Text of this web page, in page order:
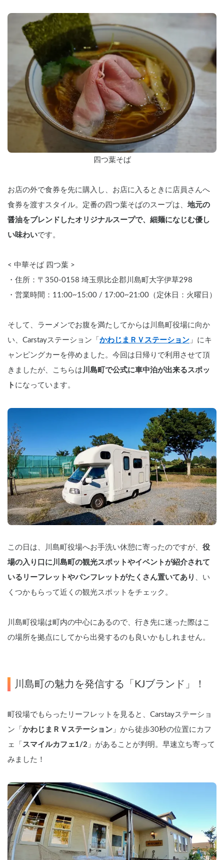
四つ葉そば
お店の外で食券を先に購入し、お店に入るときに店員さんへ
食券を渡すスタイル。定番の四つ葉そばのスープは、 地元の
醤油をブレンドしたオリジナルスープで、細麺になじむ優し
い味わいです。
< 中華そば 四つ葉 >
・住所：〒350-0158 埼玉県比企郡川島町大字伊草298
・営業時間：11:00~15:00 / 17:00~21:00（定休日：火曜日）
そして、ラーメンでお腹を満たしてからは川島町役場に向か
い、Carstayステーション「 かわじまＲＶステーション 」にキ
ャンピングカーを停めました。今回は日帰りで利用させて頂
きましたが、こちらは 川島町で公式に車中泊が出来るスポッ
ト になっています。
この日は、川島町役場へお手洗い休憩に寄ったのですが、 役
場の入り口に川島町の観光スポットやイベントが紹介されて
いるリーフレットやパンフレットがたくさん置いてあり
、い
くつかもらって近くの観光スポットをチェック。
川島町役場は町内の中心にあるので、行き先に迷った際はこ
の場所を拠点にしてから出発するのも良いかもしれません。
川島町の魅力を発信する「KJブランド」！
町役場でもらったリーフレットを見ると、Carstayステーショ
ン「 かわじまＲＶステーション 」から徒歩30秒の位置にカフ
ェ「 スマイルカフェ1/2 」があることが判明。早速立ち寄って
みました！